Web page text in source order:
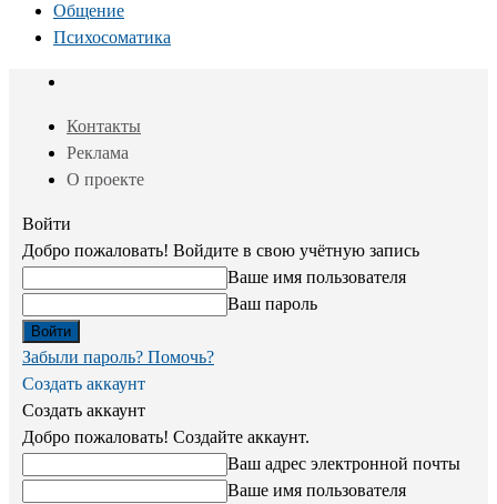
Общение
Психосоматика
Контакты
Реклама
О проекте
Войти
Добро пожаловать! Войдите в свою учётную запись
Ваше имя пользователя
Ваш пароль
Забыли пароль? Помочь?
Создать аккаунт
Создать аккаунт
Добро пожаловать! Создайте аккаунт.
Ваш адрес электронной почты
Ваше имя пользователя